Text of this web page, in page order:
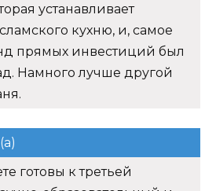
устанавливает
кухню, и, самое
прямых инвестиций был
Намного лучше другой
готовы к третьей